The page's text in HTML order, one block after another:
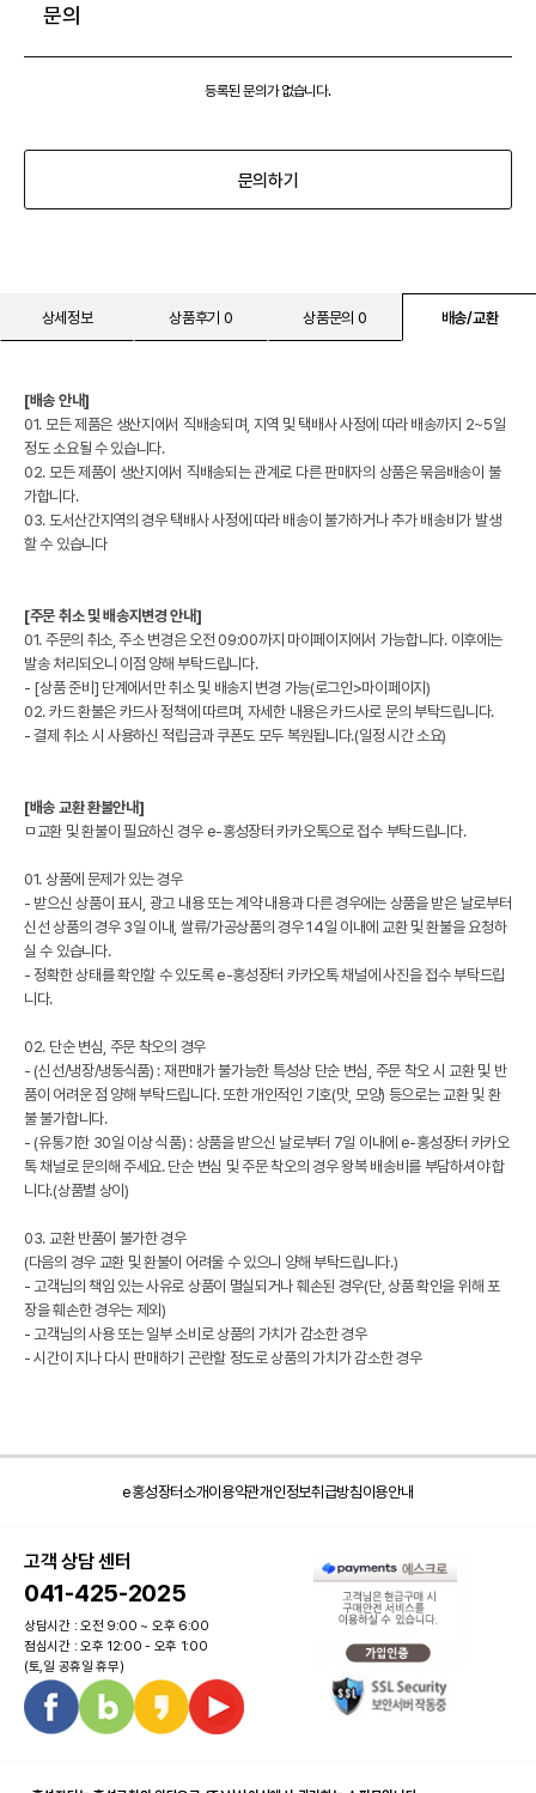
문의
등록된 문의가 없습니다.
문의하기
상세정보 상품후기 0 상품문의 0 배송/교환
[배송 안내]
01. 모든 제품은 생산지에서 직배송되며, 지역 및 택배사 사정에 따라 배송까지 2~5일
정도 소요될 수 있습니다.
02. 모든 제품이 생산지에서 직배송되는 관계로 다른 판매자의 상품은 묶음배송이 불
가합니다.
03. 도서산간지역의 경우 택배사 사정에 따라 배송이 불가하거나 추가 배송비가 발생
할 수 있습니다
[주문 취소 및 배송지변경 안내]
01. 주문의 취소, 주소 변경은 오전 09:00까지 마이페이지에서 가능합니다. 이후에는
발송 처리되오니 이점 양해 부탁드립니다.
- [상품 준비] 단계에서만 취소 및 배송지 변경 가능(로그인>마이페이지)
02. 카드 환불은 카드사 정책에 따르며, 자세한 내용은 카드사로 문의 부탁드립니다.
- 결제 취소 시 사용하신 적립금과 쿠폰도 모두 복원됩니다.(일정 시간 소요)
[배송 교환 환불안내]
ㅁ교환 및 환불이 필요하신 경우 e-홍성장터 카카오톡으로 접수 부탁드립니다.
01. 상품에 문제가 있는 경우
- 받으신 상품이 표시, 광고 내용 또는 계약 내용과 다른 경우에는 상품을 받은 날로부터
신선 상품의 경우 3일 이내, 쌀류/가공상품의 경우 14일 이내에 교환 및 환불을 요청하
실 수 있습니다.
- 정확한 상태를 확인할 수 있도록 e-홍성장터 카카오톡 채널에 사진을 접수 부탁드립
니다.
02. 단순 변심, 주문 착오의 경우
- (신선/냉장/냉동식품) : 재판매가 불가능한 특성상 단순 변심, 주문 착오 시 교환 및 반
품이 어려운 점 양해 부탁드립니다. 또한 개인적인 기호(맛, 모양) 등으로는 교환 및 환
불 불가합니다.
- (유통기한 30일 이상 식품) : 상품을 받으신 날로부터 7일 이내에 e-홍성장터 카카오
톡 채널로 문의해 주세요. 단순 변심 및 주문 착오의 경우 왕복 배송비를 부담하셔야 합
니다.(상품별 상이)
03. 교환 반품이 불가한 경우
(다음의 경우 교환 및 환불이 어려울 수 있으니 양해 부탁드립니다.)
- 고객님의 책임 있는 사유로 상품이 멸실되거나 훼손된 경우(단, 상품 확인을 위해 포
장을 훼손한 경우는 제외)
- 고객님의 사용 또는 일부 소비로 상품의 가치가 감소한 경우
- 시간이 지나 다시 판매하기 곤란할 정도로 상품의 가치가 감소한 경우
e홍성장터소개이용약관개인정보취급방침이용안내
고객 상담 센터
041-425-2025
상담시간 : 오전 9:00 ~ 오후 6:00
점심시간 : 오후 12:00 - 오후 1:00
(토,일 공휴일 휴무)